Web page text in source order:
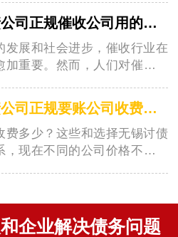
姜堰讨债公司正规催收公司用的是合法手段吗？都有哪些呢？
发展和社会进步，催收行业在
加重要。然而，人们对催收行
姜堰讨债公司正规要账公司收费多少？讨债收费标准分享
费多少？这些和选择无锡讨债
，现在不同的公司价格不同，
企业解决债务问题